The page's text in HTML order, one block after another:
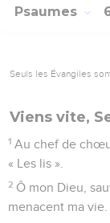
Psaumes
Seuls les Évangiles
Viens vite,
1 Au chef de
« Les lis ».
2 Ô mon Dieu,
menacent ma vie.